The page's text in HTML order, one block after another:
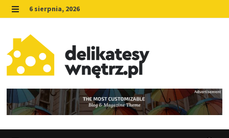
Skip
to
content
MENU
6 sierpnia, 2026